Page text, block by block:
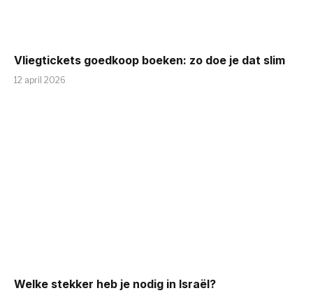
Vliegtickets goedkoop boeken: zo doe je dat slim
12 april 2026
Welke stekker heb je nodig in Israël?